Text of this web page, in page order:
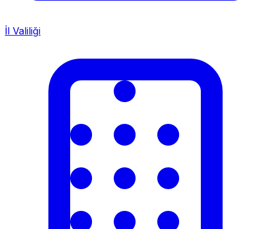
İl Valiliği